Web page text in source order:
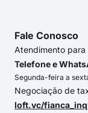
Fale Conosco
Atendimento
Telefone e
Segunda-feira a
Negociação de
loft.vc/